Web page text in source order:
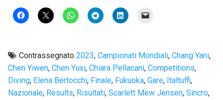
Contrassegnato 2023, Campionati Mondiali, Chang Yani,
Chen Yiwen, Chen Yuxi, Chiara Pellacani, Competitions,
Diving, Elena Bertocchi, Finale, Fukuoka, Gare, Italtuffi,
Nazionale, Results, Risultati, Scarlett Mew Jensen, Sincro,